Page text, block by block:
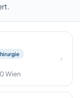
Wien